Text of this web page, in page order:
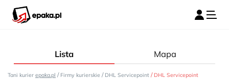
Lista Mapa
Tani kurier epaka.pl / Firmy kurierskie / DHL Servicepoint / DHL Servicepoint